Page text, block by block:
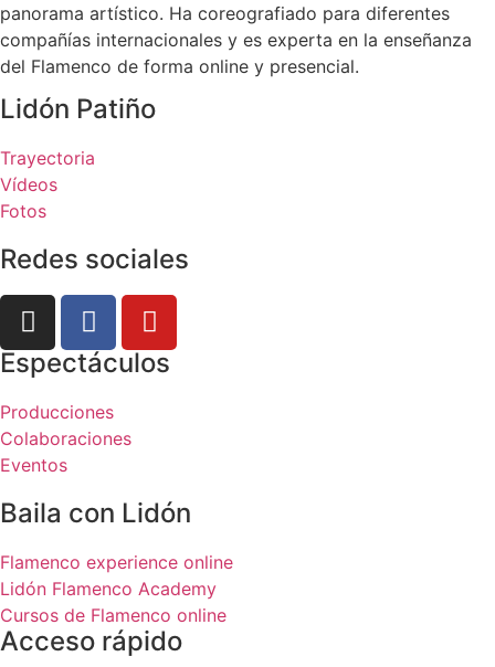
panorama artístico. Ha coreografiado para diferentes
compañías internacionales y es experta en la enseñanza
del Flamenco de forma online y presencial.
Lidón Patiño
Trayectoria
Vídeos
Fotos
Redes sociales
Espectáculos
Producciones
Colaboraciones
Eventos
Baila con Lidón
Flamenco experience online
Lidón Flamenco Academy
Cursos de Flamenco online
Acceso rápido